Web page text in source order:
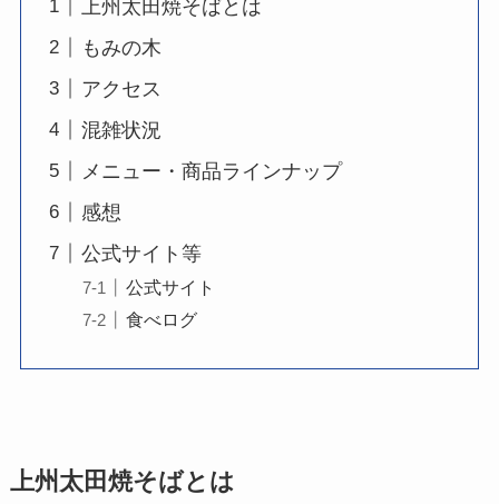
上州太田焼そばとは
もみの木
アクセス
混雑状況
メニュー・商品ラインナップ
感想
公式サイト等
公式サイト
食べログ
上州太田焼そばとは